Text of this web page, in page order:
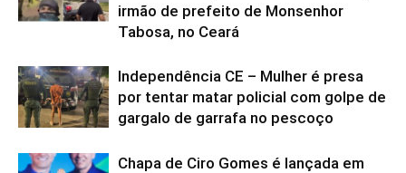
irmão de prefeito de Monsenhor
Tabosa, no Ceará
Independência CE – Mulher é presa
por tentar matar policial com golpe de
gargalo de garrafa no pescoço
Chapa de Ciro Gomes é lançada em